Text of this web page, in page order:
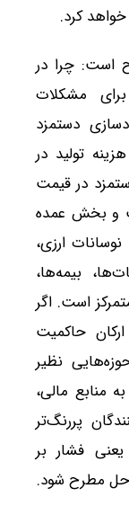
کرد.
است: چرا در
مشکلات
دستمزد
تولید در
در قیمت
تا ۱۰ درصد است و بخش عمده
ارزی،
بیمه‌ها،
است. اگر
حاکمیت
نظیر
منابع مالی،
پررنگ‌تر
فشار بر
مطرح شود.